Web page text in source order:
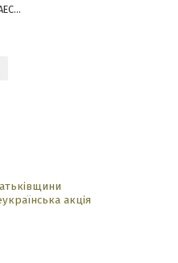
акція